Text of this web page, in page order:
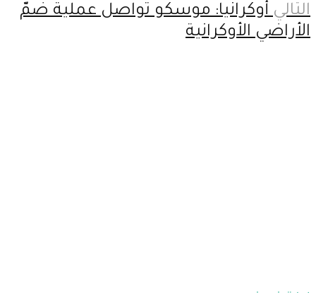
التالي أوكرانيا: موسكو تواصل عملية ضمّ
الأراضي الأوكرانية